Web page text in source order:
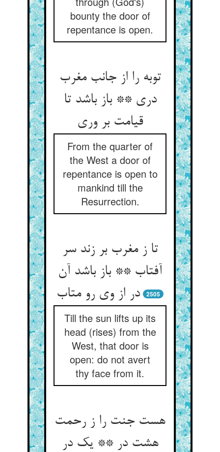
bounty the door of
repentance is open.
توبه را از جانب مغرب
دری ** باز باشد تا
قیامت بر وری
From the quarter of
the West a door of
repentance is open to
mankind till the
Resurrection.
تا ز مغرب بر زند سر
آفتاب ** باز باشد آن
در از وی رو متاب
2505
Till the sun lifts up its
head (rises) from the
West, that door is
open: do not avert
thy face from it.
هست جنت را ز رحمت
هشت در ** یک در